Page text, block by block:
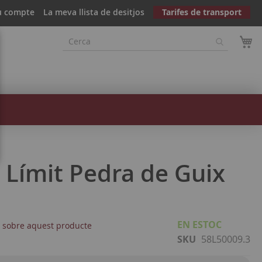
compte La meva llista de desitjos Tarifes de transport
Pedra de Guix
aquest producte
EN ESTOC
SKU 58L50009.3